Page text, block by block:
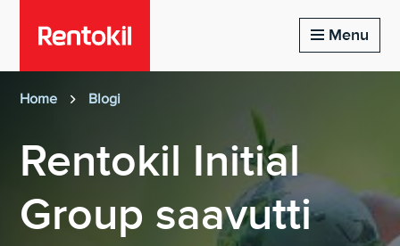
Menu
Home Blogi
Rentokil Initial
Group saavutti